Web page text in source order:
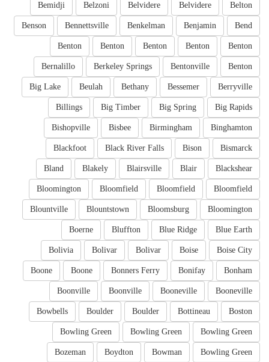
Belton
Belvidere
Belvidere
Belzoni
Bemidji
Bend
Benjamin
Benkelman
Bennettsville
Benson
Benton
Benton
Benton
Benton
Benton
Benton
Bentonville
Berkeley Springs
Bernalillo
Berryville
Bessemer
Bethany
Beulah
Big Lake
Big Rapids
Big Spring
Big Timber
Billings
Binghamton
Birmingham
Bisbee
Bishopville
Bismarck
Bison
Black River Falls
Blackfoot
Blackshear
Blair
Blairsville
Blakely
Bland
Bloomfield
Bloomfield
Bloomfield
Bloomington
Bloomington
Bloomsburg
Blountstown
Blountville
Blue Earth
Blue Ridge
Bluffton
Boerne
Boise City
Boise
Bolivar
Bolivar
Bolivia
Bonham
Bonifay
Bonners Ferry
Boone
Boone
Booneville
Booneville
Boonville
Boonville
Boston
Bottineau
Boulder
Boulder
Bowbells
Bowling Green
Bowling Green
Bowling Green
Bowling Green
Bowman
Boydton
Bozeman